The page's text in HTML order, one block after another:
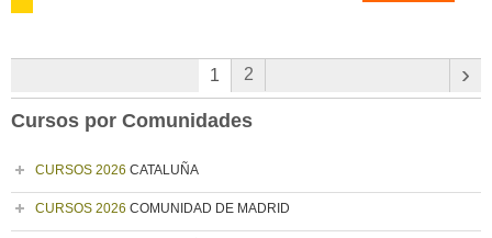
1 2 ›
Cursos por Comunidades
CURSOS 2026 CATALUÑA
CURSOS 2026 COMUNIDAD DE MADRID